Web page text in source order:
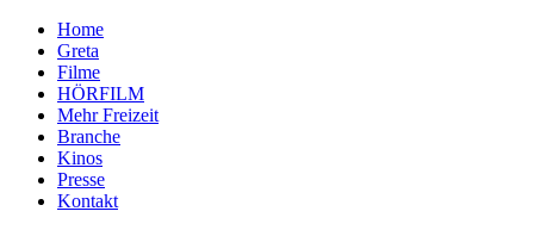
Home
Greta
Filme
HÖRFILM
Mehr Freizeit
Branche
Kinos
Presse
Kontakt